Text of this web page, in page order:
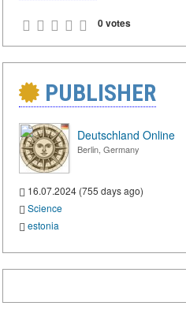
0 votes
PUBLISHER
Deutschland Online
Berlin, Germany
16.07.2024 (755 days ago)
Science
estonia